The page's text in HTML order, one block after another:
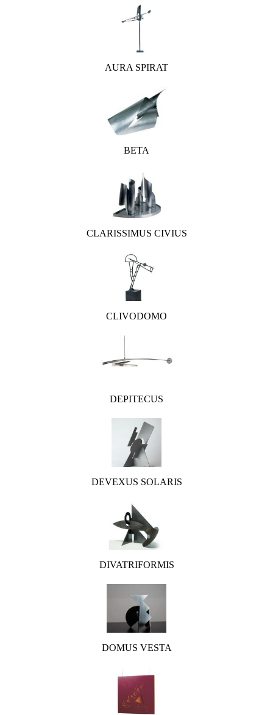
AURA SPIRAT
BETA
CLARISSIMUS CIVIUS
CLIVODOMO
DEPITECUS
DEVEXUS SOLARIS
DIVATRIFORMIS
DOMUS VESTA